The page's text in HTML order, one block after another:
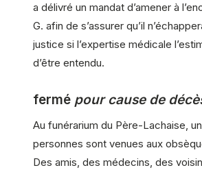
a délivré un mandat d’amener à
G. afin de s’assurer qu’il
justice si l’expertise médicale
d’être entendu.
fermé pour cause de
Au funérarium du Père-Lachaise,
personnes sont venues aux
Des amis, des médecins, des